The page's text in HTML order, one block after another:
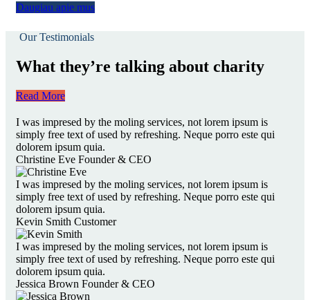
Daugiau apie mus
Our Testimonials
What they’re talking about charity
Read More
I was impresed by the moling services, not lorem ipsum is
simply free text of used by refreshing. Neque porro este qui
dolorem ipsum quia.
Christine Eve Founder & CEO
I was impresed by the moling services, not lorem ipsum is
simply free text of used by refreshing. Neque porro este qui
dolorem ipsum quia.
Kevin Smith Customer
I was impresed by the moling services, not lorem ipsum is
simply free text of used by refreshing. Neque porro este qui
dolorem ipsum quia.
Jessica Brown Founder & CEO